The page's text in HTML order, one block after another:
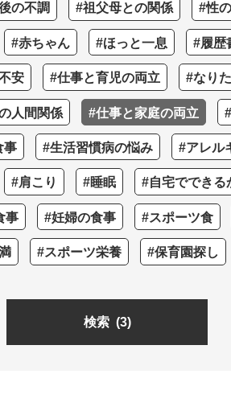
の不調 #祖父母との関係 #性
#赤ちゃん #ほっと一息 #履歴
安 #仕事と育児の両立 #なり
人間関係 #仕事と家庭の両立
事 #生活習慣病の悩み #アレル
#肩こり #睡眠 #自宅でできる
事 #妊婦の食事 #スポーツ食
#スポーツ栄養 #保育園探し
検索 (3)